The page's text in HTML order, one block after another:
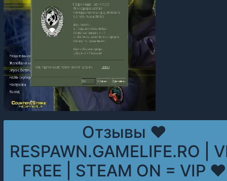
Отзывы ❤
RESPAWN.GAMELIFE.RO |
FREE | STEAM ON = VIP ❤